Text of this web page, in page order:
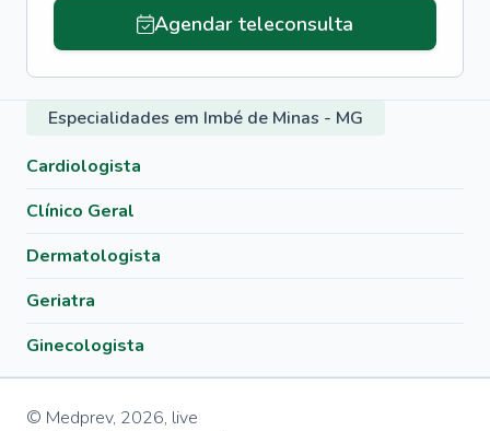
Agendar teleconsulta
Especialidades em Imbé de Minas - MG
Cardiologista
Clínico Geral
Dermatologista
Geriatra
Ginecologista
© Medprev, 2026, live